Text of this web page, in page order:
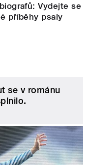
Vydejte se
příběhy psaly
se v románu